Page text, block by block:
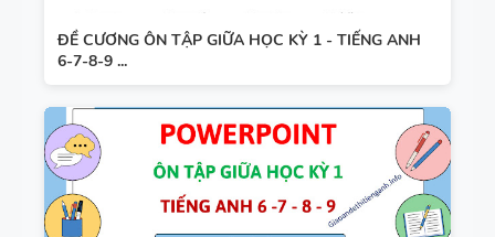
ĐỀ CƯƠNG ÔN TẬP GIỮA HỌC KỲ 1 - TIẾNG ANH
6-7-8-9 ...